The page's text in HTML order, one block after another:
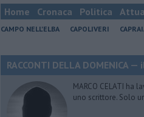
Home Cronaca Politica
CAMPO NELL'ELBA CAPOLIVERI
RACCONTI DELLA DOMENICA
MARCO CELATI ha
uno scrittore. Solo